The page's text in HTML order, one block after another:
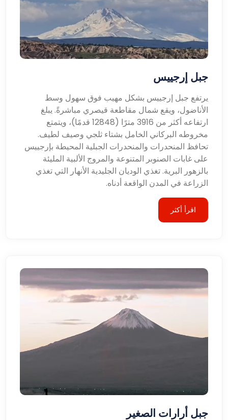
جبل إرجييس
يرتفع جبل إرجييس بشكل مهيب فوق سهول وسط
الأناضول، ويقع شمال مقاطعة قيصري مباشرةً. يبلغ
ارتفاعه أكثر من 3916 مترًا (12848 قدمًا)، ويتمتع
مخروطه البركاني الخامل بشتاء ثلجي وصيف لطيف.
تحافظ المنحدرات والمنحدرات الجبلية المحيطة بإرجييس
على غابات الصنوبر المتنوعة والمروج الألبية المليئة
بالزهور البرية. تغذي الوديان الجليدية الأنهار التي تغذي
الزراعة في المدن الواقعة أدناه.
اقرأ أكثر
جبل أرارات الصغير